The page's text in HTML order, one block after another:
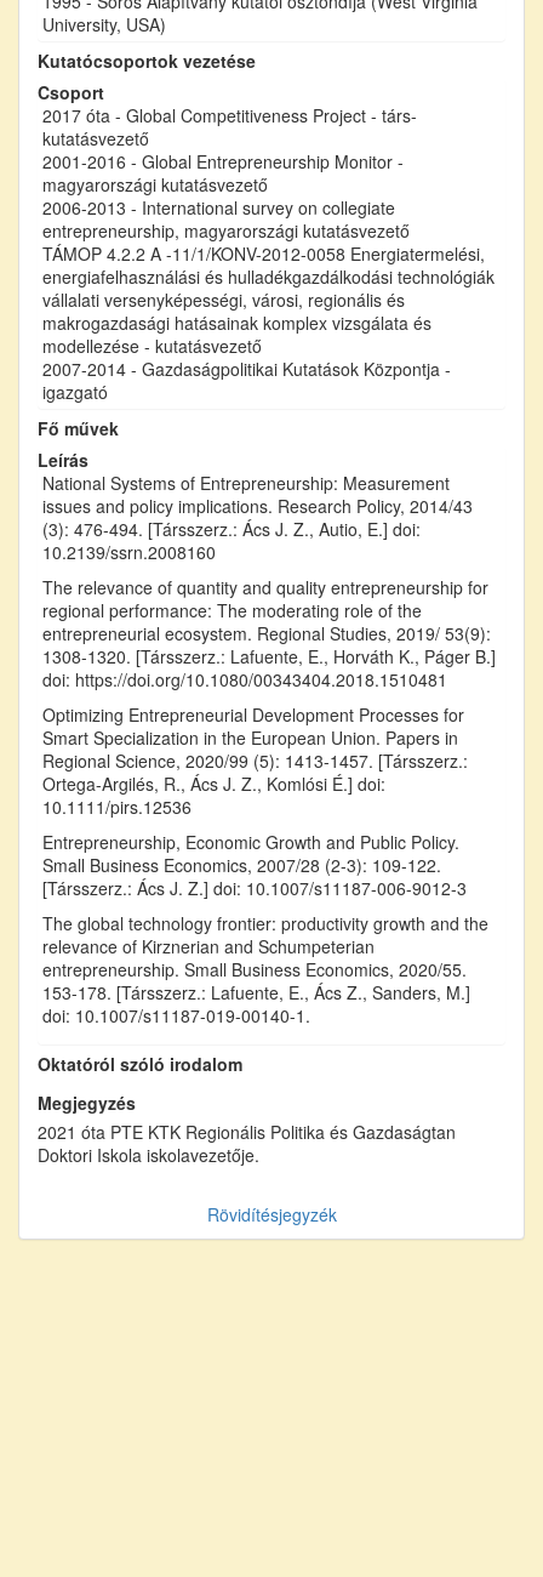
University, USA)
Kutatócsoportok vezetése
Csoport
2017 óta - Global Competitiveness Project - társ-
kutatásvezető
2001-2016 - Global Entrepreneurship Monitor -
magyarországi kutatásvezető
2006-2013 - International survey on collegiate
entrepreneurship, magyarországi kutatásvezető
TÁMOP 4.2.2 A -11/1/KONV-2012-0058 Energiatermelési,
energiafelhasználási és hulladékgazdálkodási technológiák
vállalati versenyképességi, városi, regionális és
makrogazdasági hatásainak komplex vizsgálata és
modellezése - kutatásvezető
2007-2014 - Gazdaságpolitikai Kutatások Központja -
igazgató
Fő művek
Leírás
National Systems of Entrepreneurship: Measurement
issues and policy implications. Research Policy, 2014/43
(3): 476-494. [Társszerz.: Ács J. Z., Autio, E.] doi:
10.2139/ssrn.2008160
The relevance of quantity and quality entrepreneurship for
regional performance: The moderating role of the
entrepreneurial ecosystem. Regional Studies, 2019/ 53(9):
1308-1320. [Társszerz.: Lafuente, E., Horváth K., Páger B.]
doi: https://doi.org/10.1080/00343404.2018.1510481
Optimizing Entrepreneurial Development Processes for
Smart Specialization in the European Union. Papers in
Regional Science, 2020/99 (5): 1413-1457. [Társszerz.:
Ortega-Argilés, R., Ács J. Z., Komlósi É.] doi:
10.1111/pirs.12536
Entrepreneurship, Economic Growth and Public Policy.
Small Business Economics, 2007/28 (2-3): 109-122.
[Társszerz.: Ács J. Z.] doi: 10.1007/s11187-006-9012-3
The global technology frontier: productivity growth and the
relevance of Kirznerian and Schumpeterian
entrepreneurship. Small Business Economics, 2020/55.
153-178. [Társszerz.: Lafuente, E., Ács Z., Sanders, M.]
doi: 10.1007/s11187-019-00140-1.
Oktatóról szóló irodalom
Megjegyzés
2021 óta PTE KTK Regionális Politika és Gazdaságtan
Doktori Iskola iskolavezetője.
Rövidítésjegyzék